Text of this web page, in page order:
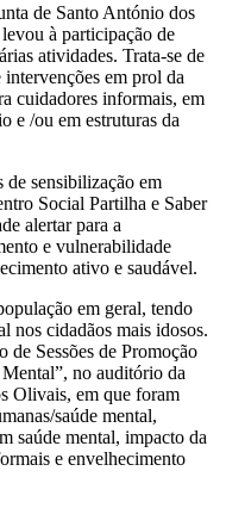
de Santo António dos
à participação de
atividades. Trata-se de
em prol da
cuidadores informais, em
e /ou em estruturas da
sensibilização em
Social Partilha e Saber
alertar para a
e vulnerabilidade
ativo e saudável.
em geral, tendo
nos cidadãos mais idosos.
Sessões de Promoção
no auditório da
Olivais, em que foram
saúde mental,
saúde mental, impacto da
e envelhecimento